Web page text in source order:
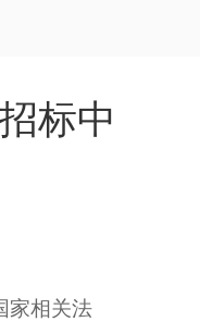
标中
家相关法